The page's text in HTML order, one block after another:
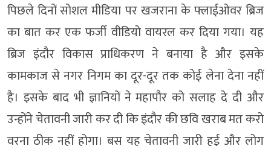
पिछले दिनों सोशल मीडिया पर खजराना के फ्लाईओवर ब्रिज
का बात कर एक फर्जी वीडियो वायरल कर दिया गया। यह
ब्रिज इंदौर विकास प्राधिकरण ने बनाया है और इसके
कामकाज से नगर निगम का दूर-दूर तक कोई लेना देना नहीं
है। इसके बाद भी ज्ञानियों ने महापौर को सलाह दे दी और
उन्होंने चेतावनी जारी कर दी कि इंदौर की छवि खराब मत करो
वरना ठीक नहीं होगा। बस यह चेतावनी जारी हुई और लोग